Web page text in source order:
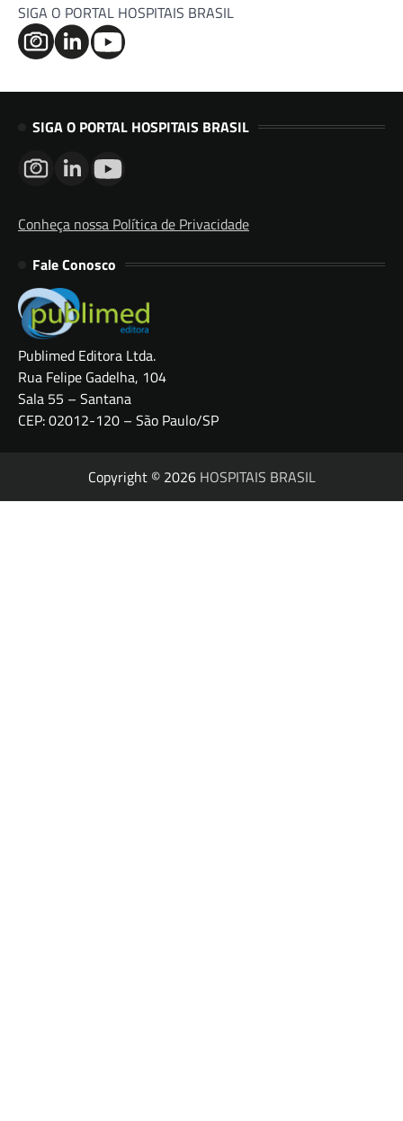
SIGA O PORTAL HOSPITAIS BRASIL
SIGA O PORTAL HOSPITAIS BRASIL
Conheça nossa Política de Privacidade
Fale Conosco
Publimed Editora Ltda.
Rua Felipe Gadelha, 104
Sala 55 – Santana
CEP: 02012-120 – São Paulo/SP
Copyright © 2026 HOSPITAIS BRASIL